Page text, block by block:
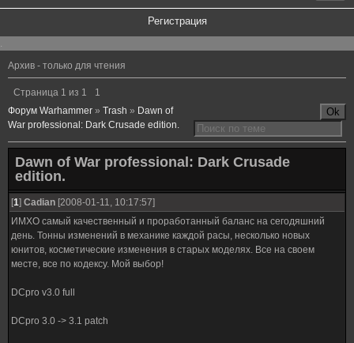
Регистрация
.
Архив - только для чтения
Страница 1 из 1
1
Форум Warhammer » Trash » Dawn of
War professional: Dark Crusade edition.
Dawn of War professional: Dark Crusade
edition.
[1] Cadian [2008-01-11, 10:17:57]
ИМХО самый качественный и проработанный баланс на сегодяшний
день. Тонны изменений в механике каждой расы, несколько новых
юнитов, косметические изменения в старых моделях. Все на своем
месте, все по кодексу. Мой выбор!
DCpro v3.0 full
DCpro 3.0 -> 3.1 patch